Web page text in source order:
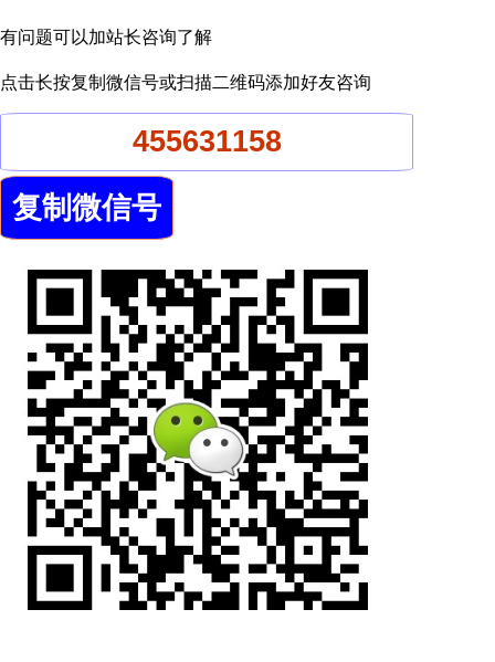
有问题可以加站长咨询了解
点击长按复制微信号或扫描二维码添加好友咨询